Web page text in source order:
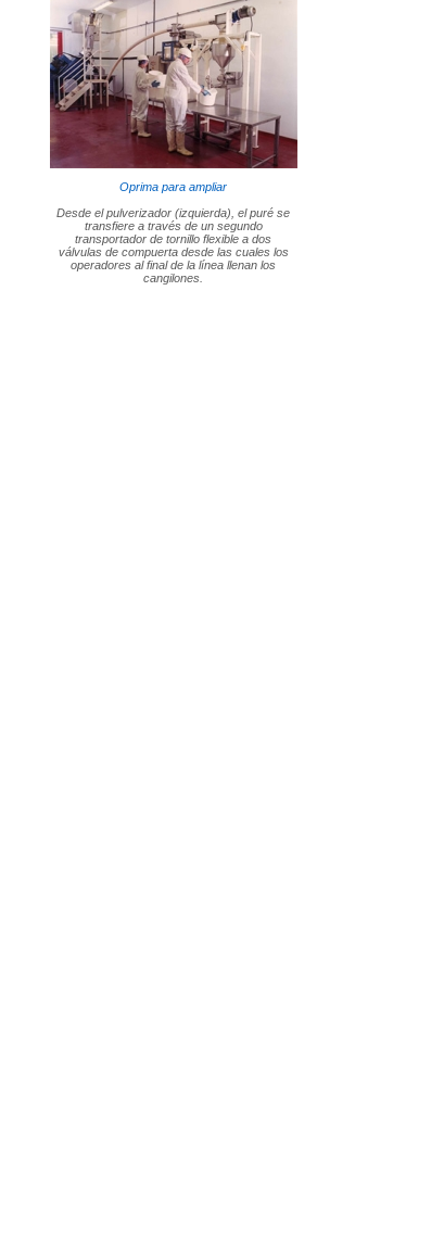
Oprima para ampliar
Desde el pulverizador (izquierda), el puré se
transfiere a través de un segundo
transportador de tornillo flexible a dos
válvulas de compuerta desde las cuales los
operadores al final de la línea llenan los
cangilones.